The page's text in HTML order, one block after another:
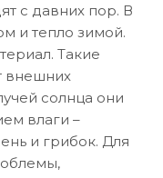
с давних пор. В
и тепло зимой.
Такие
внешних
солнца они
влаги –
и грибок. Для